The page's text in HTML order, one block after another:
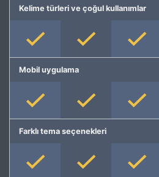
Kelime türleri ve çoğul kullanımlar
Mobil uygulama
Farklı tema seçenekleri